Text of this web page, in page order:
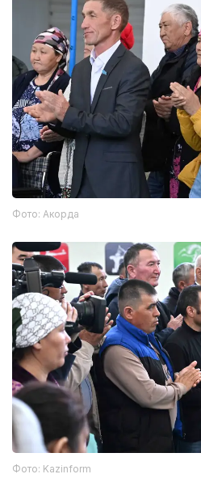
Фото: Акорда
Фото: Kazinform